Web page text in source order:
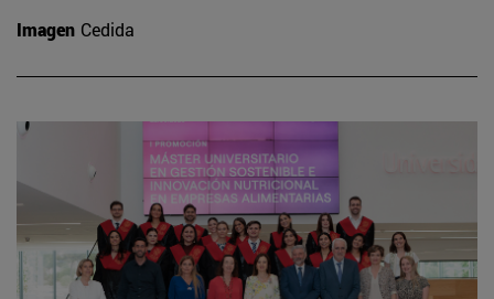
Imagen Cedida